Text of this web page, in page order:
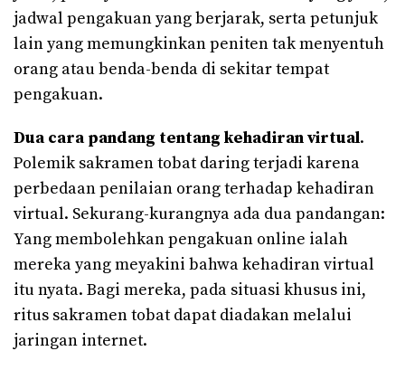
jadwal pengakuan yang berjarak, serta petunjuk
lain yang memungkinkan peniten tak menyentuh
orang atau benda-benda di sekitar tempat
pengakuan.
Dua cara pandang tentang kehadiran virtual.
Polemik sakramen tobat daring terjadi karena
perbedaan penilaian orang terhadap kehadiran
virtual. Sekurang-kurangnya ada dua pandangan:
Yang membolehkan pengakuan online ialah
mereka yang meyakini bahwa kehadiran virtual
itu nyata. Bagi mereka, pada situasi khusus ini,
ritus sakramen tobat dapat diadakan melalui
jaringan internet.